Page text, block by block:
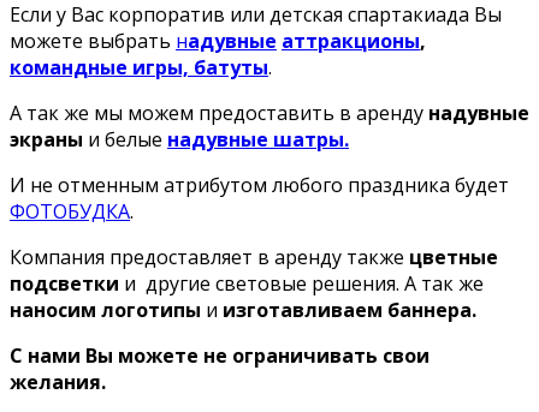
Если у Вас корпоратив или детская спартакиада Вы
можете выбрать надувные аттракционы,
командные игры, батуты.
А так же мы можем предоставить в аренду надувные
экраны и белые надувные шатры.
И не отменным атрибутом любого праздника будет
ФОТОБУДКА.
Компания предоставляет в аренду также цветные
подсветки и другие световые решения. А так же
наносим логотипы и изготавливаем баннера.
С нами Вы можете не ограничивать свои
желания.